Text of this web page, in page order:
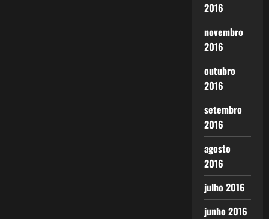
2016
novembro
2016
outubro
2016
setembro
2016
agosto
2016
julho 2016
junho 2016